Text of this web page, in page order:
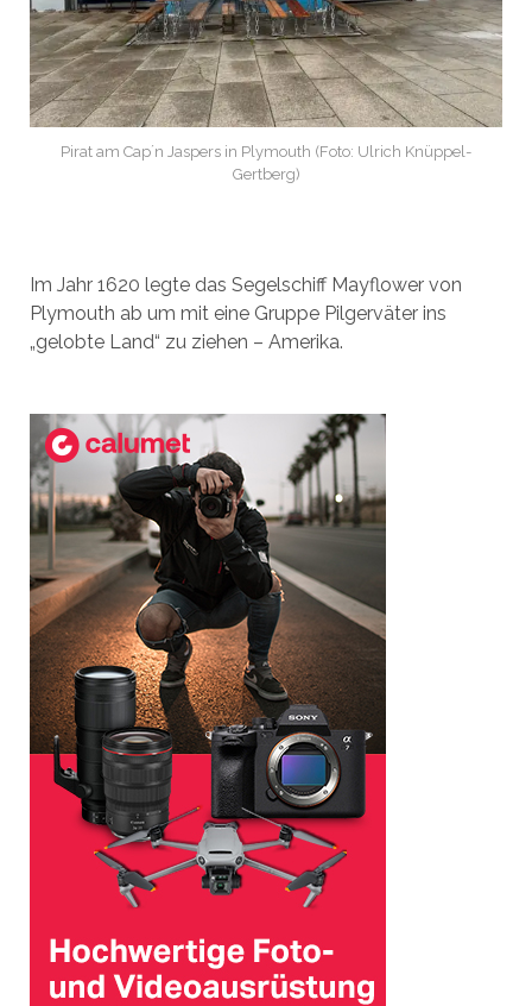
Pirat am Cap´n Jaspers in Plymouth (Foto: Ulrich Knüppel-
Gertberg)
Im Jahr 1620 legte das Segelschiff Mayflower von
Plymouth ab um mit eine Gruppe Pilgerväter ins
„gelobte Land“ zu ziehen – Amerika.